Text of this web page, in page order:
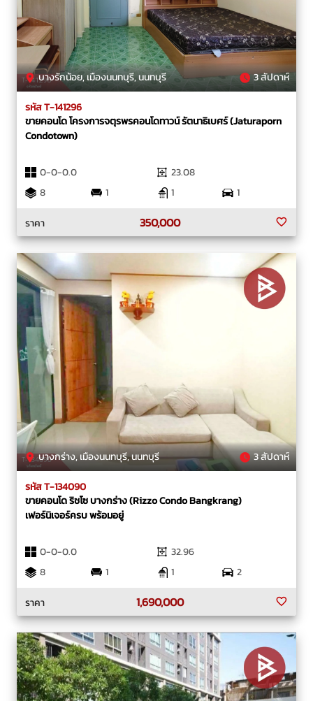
บางรักน้อย, เมืองนนทบุรี, นนทบุรี 3 สัปดาห์
รหัส T-141296
ขายคอนโด โครงการจตุรพรคอนโดทาวน์ รัตนาธิเบศร์ (Jaturaporn
Condotown)
0-0-0.0
23.08
8
1 1
1
ราคา
350,000
บางกร่าง, เมืองนนทบุรี, นนทบุรี 3 สัปดาห์
รหัส T-134090
ขายคอนโด ริชโซ บางกร่าง (Rizzo Condo Bangkrang)
เฟอร์นิเจอร์ครบ พร้อมอยู่
0-0-0.0
32.96
8
1 1
2
ราคา
1,690,000